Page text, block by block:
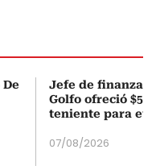
Jefe de finanzas
Golfo ofreció
teniente para
07/08/2026